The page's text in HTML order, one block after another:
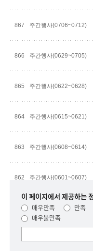
이 페이지에서 제공하는
매우만족 만족
매우불만족
의견을